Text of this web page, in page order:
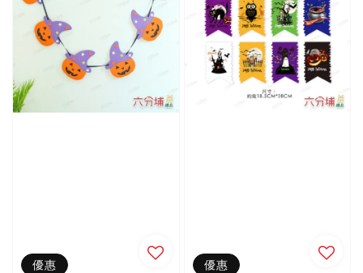
優惠 優惠